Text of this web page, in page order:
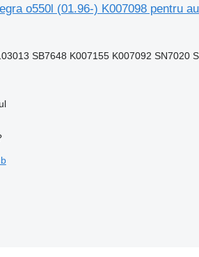
o550l (01.96-) K007098 pentru
SB7648 K007155 K007092 SN7020